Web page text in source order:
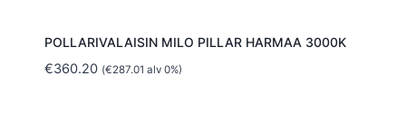
POLLARIVALAISIN MILO PILLAR HARMAA 3000K
€360.20 (€287.01 alv 0%)